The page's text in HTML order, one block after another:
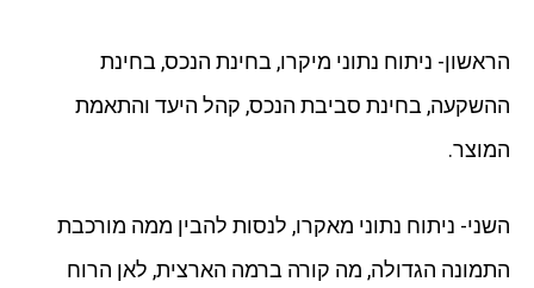
הראשון- ניתוח נתוני מיקרו, בחינת הנכס, בחינת
ההשקעה, בחינת סביבת הנכס, קהל היעד והתאמת
המוצר.
השני- ניתוח נתוני מאקרו, לנסות להבין ממה מורכבת
התמונה הגדולה, מה קורה ברמה הארצית, לאן הרוח